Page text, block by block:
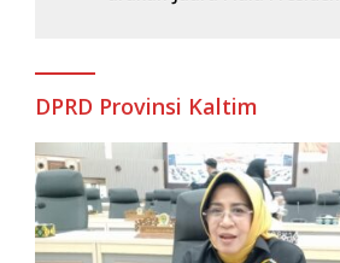
DPRD Provinsi Kaltim